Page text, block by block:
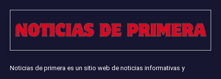
Noticias de primera es un sitio web de noticias informativas y